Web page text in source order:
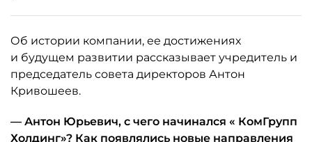
Об истории компании, ее достижениях
и будущем развитии рассказывает учредитель и
председатель совета директоров Антон
Кривошеев.
— Антон Юрьевич, с чего начинался « КомГрупп
Холдинг»? Как появлялись новые направления